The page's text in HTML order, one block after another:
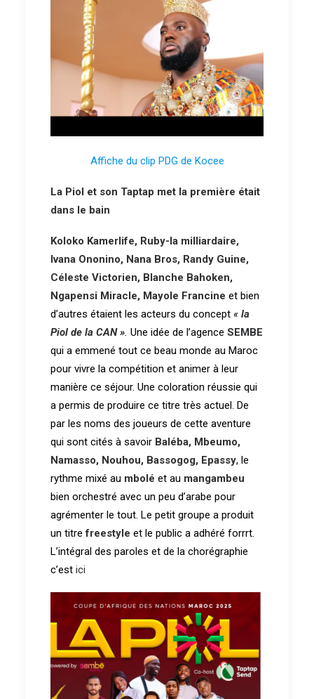
Affiche du clip PDG de Kocee
La Piol et son Taptap met la première était
dans le bain
Koloko Kamerlife, Ruby-la milliardaire,
Ivana Ononino, Nana Bros, Randy Guine,
Céleste Victorien, Blanche Bahoken,
Ngapensi Miracle, Mayole Francine et bien
d’autres étaient les acteurs du concept « la
Piol de la CAN » Une idée de l’agence SEMBE
qui a emmené tout ce beau monde au Maroc
pour vivre la compétition et animer à leur
manière ce séjour. Une coloration réussie qui
a permis de produire ce titre très actuel. De
par les noms des joueurs de cette aventure
qui sont cités à savoir Baléba, Mbeumo,
Namasso, Nouhou, Bassogog, Epassy, le
rythme mixé au mbolé et au mangambeu
bien orchestré avec un peu d’arabe pour
agrémenter le tout. Le petit groupe a produit
un titrefreestyle et le public a adhéré forrrt.
L’intégral des paroles et de la chorégraphie
c’est ici